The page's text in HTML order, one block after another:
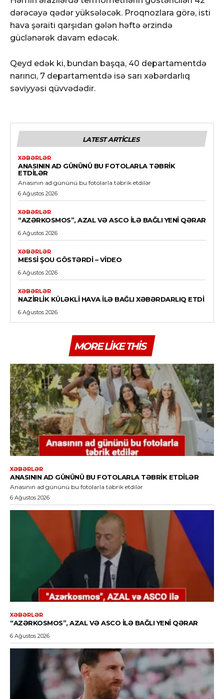
dərəcəyə qədər yüksələcək. Proqnozlara görə, isti
hava şəraiti qarşıdan gələn həftə ərzində
güclənərək davam edəcək.
Qeyd edək ki, bundan başqa, 40 departamentdə
narıncı, 7 departamentdə isə sarı xəbərdarlıq
səviyyəsi qüvvədədir.
LATEST ARTICLES
XƏBƏRLƏR
ANASININ AD GÜNÜNÜ BU FOTOLARLA TƏBRIK
ETDILƏR
Anasının ad gününü bu fotolarla təbrik etdilər
6 Ağustos 2026
XƏBƏRLƏR
“AZƏRKOSMOS”, AZAL VƏ ASCO ILƏ BAĞLI YENI QƏRAR
6 Ağustos 2026
XƏBƏRLƏR
MESSI ŞOU GÖSTƏRDI – VİDEO
6 Ağustos 2026
XƏBƏRLƏR
NAZIRLIK KÜLƏKLI HAVA ILƏ BAĞLI XƏBƏRDARLIQ ETDI
6 Ağustos 2026
MORE LIKE THIS
XƏBƏRLƏR
ANASININ AD GÜNÜNÜ BU FOTOLARLA TƏBRIK ETDILƏR
Anasının ad gününü bu fotolarla təbrik etdilər
6 Ağustos 2026
XƏBƏRLƏR
“AZƏRKOSMOS”, AZAL VƏ ASCO ILƏ BAĞLI YENI QƏRAR
6 Ağustos 2026